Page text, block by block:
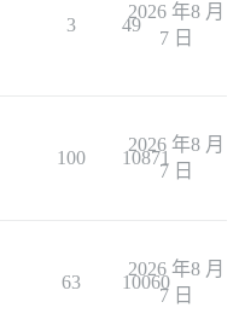
3 49
2026 年8 月
7 日
100 10871
2026 年8 月
7 日
63 10060
2026 年8 月
7 日